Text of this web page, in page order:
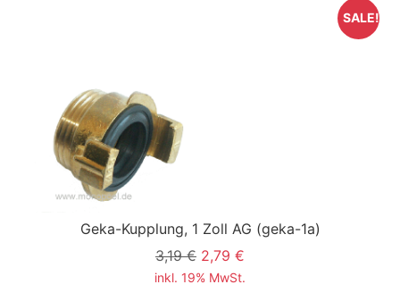
Geka-Kupplung, 1 Zoll AG (geka-1a)
3,19 € 2,79 €
inkl. 19% MwSt.
SALE!